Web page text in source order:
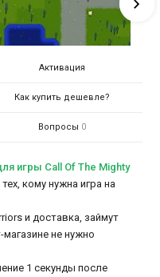
Активация
Как купить дешевле?
Вопросы 0
игры Call Of The Mighty
кому нужна игра на
и доставка, займут
не нужно
1 секунды после